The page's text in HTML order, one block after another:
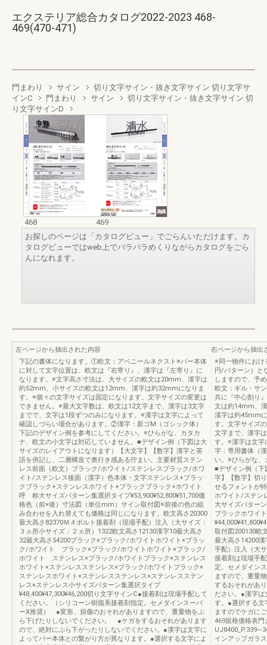
エクステリア総合カタログ2022-2023 468-
469(470-471)
門まわり サイン
切り文字サイン・抜き文字サイン 切り文字サ
インC
門まわり サイン
切り文字サイン・抜き文字サイン 切
り文字サインD
468
469
お探しのページは「カタログビュー」でごらんいただけます。カ
タログビューではweb上でパラパラめくりながらカタログをごら
んになれます。
左ページから抽出された内容
下記の書体になります。①欧文：アベニールネクスト※バー本体
に対して文字位置は、欧文は『右寄り』、漢字は『左寄り』に
なります。※文字高さ寸法は、大サイズの欧文は20mm、漢字は
約52mm、小サイズの欧文は12mm、漢字は約32mmになりま
す。※個々の文字サイズは固定になります。文字サイズの変更は
できません。※最大文字数は、欧文は12文字まで、漢字は3文字
までで、文字は1段ずつのみになります。※漢字は文字によって
確認しづらい場合があります。②漢字：新ゴM（ゴシック体）
下記のデザイン例を参考にしてください。※ひらがな、カタカ
ナ、欧文の小文字は対応していません。■デザイン例（下図は大
サイズのレイアウトになります）【大文字】【数字】漢字と英
語を併記し、二層構造で奥行き感ある佇まい。主要材質ステン
レス前面（欧文）ブラック/ホワイト/ステンレスブラック/ホワ
イト/ステンレス後面（漢字）色本体・文字ステンレス+ブラッ
クブラック+ステンレスホワイト+ブラックブラック+ホワイト
呼 称大サイズパターン集選択タイプ¥53,900¥52,800¥51,700価
格色（前×後）寸法図（単位mm）サイン取付図※前後の色の組
み合わせを入れ替えても価格は同じになります。欧文高さ20300
最大高さ82370Ｍ４ボルト接着剤（現場手配）注入（大サイズ：
３ヵ所小サイズ：２ヵ所）1322欧文高さ12130漢字10最大高さ
32最大高さ54200ブラック×ブラック/ホワイトホワイト×ブラッ
ク/ホワイト ブラック×ブラック/ホワイトホワイト×ブラック/
ホワイト ステンレス×ブラック/ホワイトブラック×ステンレス
ホワイト×ステンレスステンレス×ブラック/ホワイトブラック×
ステンレスホワイト×ステンレスステンレス×ステンレスステン
レス×ステンレス小サイズパターン集選択タイプ
¥48,400¥47,300¥46,200切り文字サインC●接着剤は現場手配して
ください。（シリコーン樹脂系接着剤指定。セメダインスーパ
ーX推奨） ●変形、損傷のおそれがありますので、重量物をぶ
ら下げたりしないでください。 ●ケガをするおそれがあります
ので、絶対にぶら下がったりしないでください。●漢字は文字に
よってバー本体との繋がり方が異なります。●選択する文字によ
右ページから抽出
※同一物件におけ
円/パターン）と
しますので、予
欧文：ギル・サ
共に『中心割り
文は約14mm、
漢字は約45mm
す。文字サイズ
文字まで、漢字
す。※漢字は文
字：専用書体（
い。※ひらがな、
■デザイン例（下
字】【数字】切
せるフォントが
ホワイト/ステ
大サイズパター
ブラックホワイ
取付図200130欧
最大高さ14200
手配）注入（大
接着剤は現場手
定。セメダイン
ますので、重量
するおそれがあ
ださい。●漢字は
す。●選択する文
ますのでケガに
469規格価格表門
インアップガラ